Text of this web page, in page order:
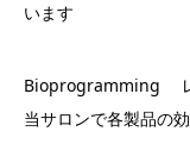
います
Bioprogramming レ
当サロンで各製品の